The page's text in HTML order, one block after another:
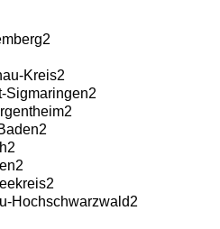
2
Kreis2
Sigmaringen2
2
2
2
2
2
Hochschwarzwald2